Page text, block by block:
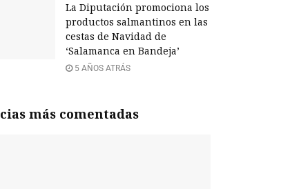
La Diputación promociona los
productos salmantinos en las
cestas de Navidad de
‘Salamanca en Bandeja’
5 AÑOS ATRÁS
más comentadas